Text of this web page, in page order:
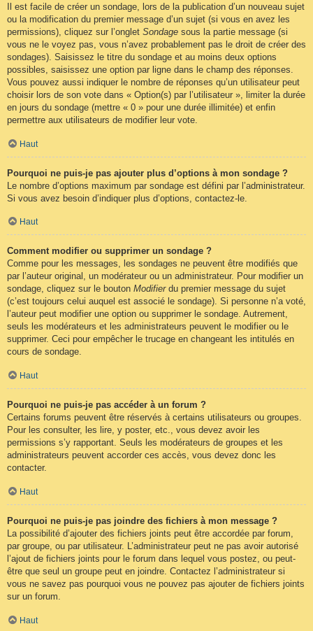
Il est facile de créer un sondage, lors de la publication d’un nouveau sujet
ou la modification du premier message d’un sujet (si vous en avez les
permissions), cliquez sur l’onglet Sondage sous la partie message (si
vous ne le voyez pas, vous n’avez probablement pas le droit de créer des
sondages). Saisissez le titre du sondage et au moins deux options
possibles, saisissez une option par ligne dans le champ des réponses.
Vous pouvez aussi indiquer le nombre de réponses qu’un utilisateur peut
choisir lors de son vote dans « Option(s) par l’utilisateur », limiter la durée
en jours du sondage (mettre « 0 » pour une durée illimitée) et enfin
permettre aux utilisateurs de modifier leur vote.
Haut
Pourquoi ne puis-je pas ajouter plus d’options à mon sondage ?
Le nombre d’options maximum par sondage est défini par l’administrateur.
Si vous avez besoin d’indiquer plus d’options, contactez-le.
Haut
Comment modifier ou supprimer un sondage ?
Comme pour les messages, les sondages ne peuvent être modifiés que
par l’auteur original, un modérateur ou un administrateur. Pour modifier un
sondage, cliquez sur le bouton Modifierdu premier message du sujet
(c’est toujours celui auquel est associé le sondage). Si personne n’a voté,
l’auteur peut modifier une option ou supprimer le sondage. Autrement,
seuls les modérateurs et les administrateurs peuvent le modifier ou le
supprimer. Ceci pour empêcher le trucage en changeant les intitulés en
cours de sondage.
Haut
Pourquoi ne puis-je pas accéder à un forum ?
Certains forums peuvent être réservés à certains utilisateurs ou groupes.
Pour les consulter, les lire, y poster, etc., vous devez avoir les
permissions s’y rapportant. Seuls les modérateurs de groupes et les
administrateurs peuvent accorder ces accès, vous devez donc les
contacter.
Haut
Pourquoi ne puis-je pas joindre des fichiers à mon message ?
La possibilité d’ajouter des fichiers joints peut être accordée par forum,
par groupe, ou par utilisateur. L’administrateur peut ne pas avoir autorisé
l’ajout de fichiers joints pour le forum dans lequel vous postez, ou peut-
être que seul un groupe peut en joindre. Contactez l’administrateur si
vous ne savez pas pourquoi vous ne pouvez pas ajouter de fichiers joints
sur un forum.
Haut